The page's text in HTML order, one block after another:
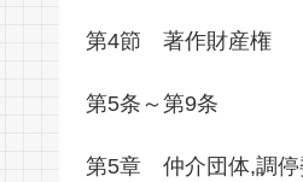
第4節 著作財産権
第5条～第9条
第5章 仲介団体,調停